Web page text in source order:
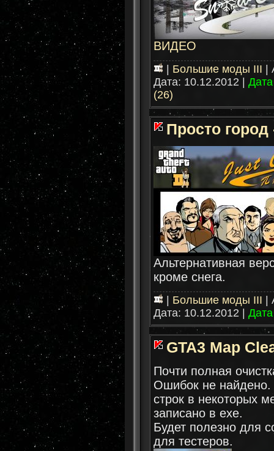
ВИДЕО
Большие моды III |
Дата: 10.12.2012
(26)
Просто
Альтернативная
кроме снега.
Большие моды III |
Дата: 10.12.2012
GTA3 Map
Почти полная
Ошибок не
строк в некоторых
записано в ехе.
Будет полезно для
для тестеров.